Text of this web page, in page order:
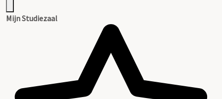
Mijn Studiezaal